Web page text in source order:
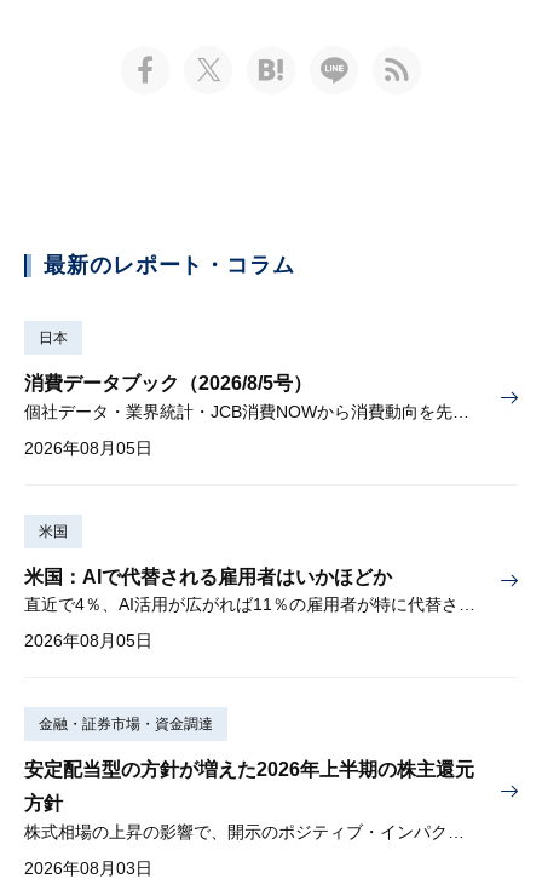
最新のレポート・コラム
日本
消費データブック（2026/8/5号）
2026年08月05日
米国
米国：AIで代替される雇用者はいかほどか
直近で4％、AI活用が広がれば11％の雇用者が特に代替されやすい
2026年08月05日
金融・証券市場・資金調達
安定配当型の方針が増えた2026年上半期の株主還元
方針
2026年08月03日